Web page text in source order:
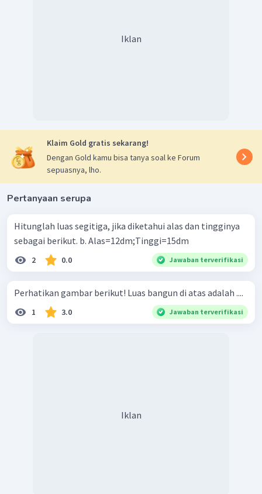
Iklan
Klaim Gold gratis sekarang!
Dengan Gold kamu bisa tanya soal ke Forum
sepuasnya, lho.
Pertanyaan serupa
Hitunglah luas segitiga, jika diketahui alas dan tingginya
sebagai berikut. b. Alas=12dm;Tinggi=15dm
2 0.0 Jawaban terverifikasi
Perhatikan gambar berikut! Luas bangun di atas adalah ....
1 3.0 Jawaban terverifikasi
Iklan